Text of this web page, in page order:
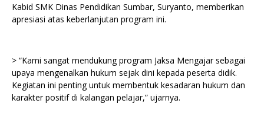
Kabid SMK Dinas Pendidikan Sumbar, Suryanto, memberikan
apresiasi atas keberlanjutan program ini.
> “Kami sangat mendukung program Jaksa Mengajar sebagai
upaya mengenalkan hukum sejak dini kepada peserta didik.
Kegiatan ini penting untuk membentuk kesadaran hukum dan
karakter positif di kalangan pelajar,” ujarnya.